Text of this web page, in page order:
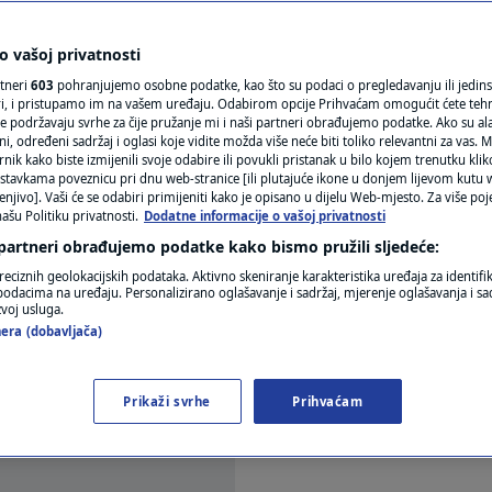
N1(DIS)INFO
FOTO
VIDEO
koji ćete smršavjeti i
| ZDRAVLJE | 0 komentara
propisane i nemoguće ih se držati. Mnogo
mediteranske prehrane, a ne stroge režime,
vašoj privatnosti
603 pohranjujemo osobne podatke, kao što su podaci o pregledavanju ili
i pristupamo im na vašem uređaju. Odabirom opcije Prihvaćam omogućit ćete
podržavaju svrhe za čije pružanje mi i naši partneri obrađujemo podatke. Ako su
određeni sadržaj i oglasi koje vidite možda više neće biti toliko relevantni za vas.
kako biste izmijenili svoje odabire ili povukli pristanak u bilo kojem trenutku
poveznicu pri dnu web-stranice [ili plutajuće ikone u donjem lijevom kutu
Vaši će se odabiri primijeniti kako je opisano u dijelu Web-mjesto. Za više
Politiku privatnosti. Dodatne informacije o vašoj privatnosti
obrađujemo podatke kako bismo pružili sljedeće:
geolokacijskih podataka. Aktivno skeniranje karakteristika uređaja za
na uređaju. Personalizirano oglašavanje i sadržaj, mjerenje oglašavanja i
usluga.
(dobavljača)
Prikaži svrhe Prihvaćam